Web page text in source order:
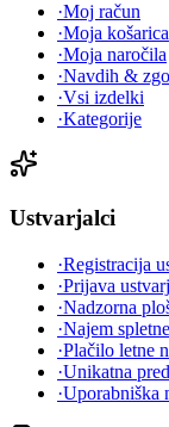
·Moj račun
·Moja košarica
·Moja naročila
·Navdih &
·Vsi izdelki
·Kategorije
Ustvarjalci
·Registracija
·Prijava
·Nadzorna
·Najem
·Plačilo letne
·Unikatna
·Uporabniška